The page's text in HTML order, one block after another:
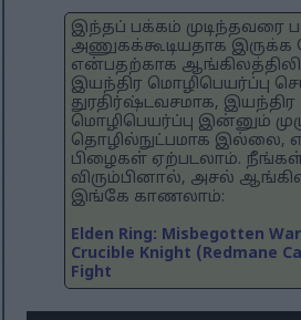
இந்தப் பக்கம் முடிந்தவரை
அணுகக்கூடியதாக
என்பதற்காக
இயந்திர மொழிபெயர்ப்பு
துரதிர்ஷ்டவசமாக, இயந்திர
மொழிபெயர்ப்பு இன்னும்
தொழில்நுட்பமாக இல்லை,
பிழைகள் ஏற்படலாம்.
விரும்பினால், அசல்
இங்கே காணலாம்:
Elden Ring: Misbegotten
Crucible Knight (Redmane
Fight